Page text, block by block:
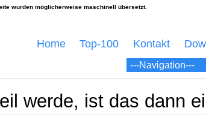
Home Top-100 Kontakt
werde, ist das dann